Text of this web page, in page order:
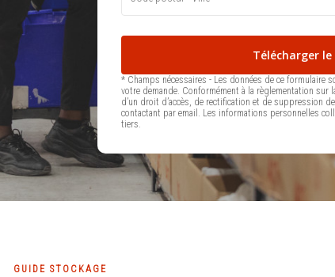
* Champs nécessaires - Les données de ce formulaire
votre demande. Conformément à la règlementation
d’un droit d’accès, de rectification et de suppression
contactant par email. Les informations personnelles
tiers.
GUIDE STOCKAGE